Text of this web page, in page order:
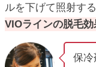
ルを下げて照射す
VIOラインの脱毛
保冷